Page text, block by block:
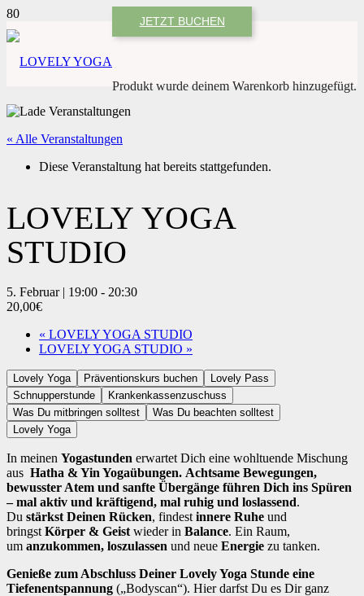
JETZT BUCHEN
Produkt wurde deinem Warenkorb hinzugefügt.
« Alle Veranstaltungen
Diese Veranstaltung hat bereits stattgefunden.
LOVELY YOGA
STUDIO
5. Februar | 19:00 - 20:30
20,00€
« LOVELY YOGA STUDIO
LOVELY YOGA STUDIO »
Lovely Yoga Präventionskurs buchen
Lovely Pass
Schnupperstunde
Krankenkassenzuschuss
Was Du mitbringen solltest
Was Du beachten solltest
Lovely Yoga
In meinen Yogastunden erwartet Dich eine wohltuende Mischung
aus Hatha & Yin Yogaübungen. Achtsame Bewegungen,
bewusster Atem und sanfte Übergänge führen Dich ins Spüren
– mal aktiv und kräftigend, mal ruhig und loslassend.
Du stärkst Deinen Rücken, findest innere Ruhe und
bringst Körper & Geist wieder in Balance. Ein Raum,
um anzukommen, loszulassen und neue Energie zu tanken.
Genieße zum Abschluss Deiner Lovely Yoga Stunde eine
Tiefenentspannung („Bodyscan“). Hier darfst Du es Dir ganz